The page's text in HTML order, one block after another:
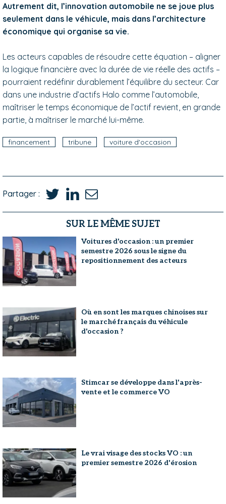
Autrement dit, l’innovation automobile ne se joue plus
seulement dans le véhicule, mais dans l’architecture
économique qui organise sa vie.
Les acteurs capables de résoudre cette équation – aligner
la logique financière avec la durée de vie réelle des actifs –
pourraient redéfinir durablement l’équilibre du secteur. Car
dans une industrie d’actifs Halo comme l’automobile,
maîtriser le temps économique de l’actif revient, en grande
partie, à maîtriser le marché lui-même.
financement tribune voiture d'occasion
Partager :
SUR LE MÊME SUJET
Voitures d'occasion : un premier
semestre 2026 sous le signe du
repositionnement des acteurs
Où en sont les marques chinoises sur
le marché français du véhicule
d'occasion ?
Stimcar se développe dans l'après-
vente et le commerce VO
Le vrai visage des stocks VO : un
premier semestre 2026 d'érosion